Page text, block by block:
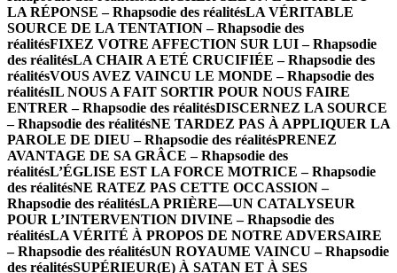
LA RÉPONSE – Rhapsodie des réalitésLA VÉRITABLE
SOURCE DE LA TENTATION – Rhapsodie des
réalitésFIXEZ VOTRE AFFECTION SUR LUI – Rhapsodie
des réalitésLA CHAIR A ETÉ CRUCIFIÉE – Rhapsodie des
réalitésVOUS AVEZ VAINCU LE MONDE – Rhapsodie des
réalitésIL NOUS A FAIT SORTIR POUR NOUS FAIRE
ENTRER – Rhapsodie des réalitésDISCERNEZ LA SOURCE
– Rhapsodie des réalitésNE TARDEZ PAS À APPLIQUER LA
PAROLE DE DIEU – Rhapsodie des réalitésPRENEZ
AVANTAGE DE SA GRÂCE – Rhapsodie des
réalitésL’ÉGLISE EST LA FORCE MOTRICE – Rhapsodie
des réalitésNE RATEZ PAS CETTE OCCASSION –
Rhapsodie des réalitésLA PRIÈRE—UN CATALYSEUR
POUR L’INTERVENTION DIVINE – Rhapsodie des
réalitésLA VÉRITÉ À PROPOS DE NOTRE ADVERSAIRE
– Rhapsodie des réalitésUN ROYAUME VAINCU – Rhapsodie
des réalitésSUPÉRIEUR(E) À SATAN ET À SES